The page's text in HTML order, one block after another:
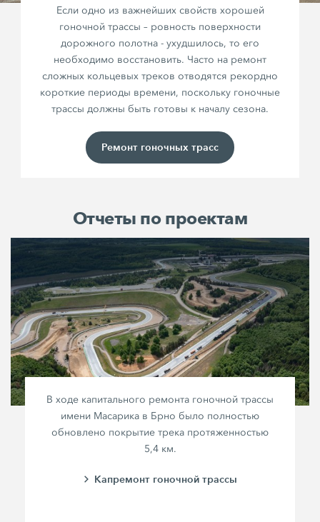
Если одно из важнейших свойств хорошей
гоночной трассы – ровность поверхности
дорожного полотна - ухудшилось, то его
необходимо восстановить. Часто на ремонт
сложных кольцевых треков отводятся рекордно
короткие периоды времени, поскольку гоночные
трассы должны быть готовы к началу сезона.
Ремонт гоночных трасс
Отчеты по проектам
В ходе капитального ремонта гоночной трассы
имени Масарика в Брно было полностью
обновлено покрытие трека протяженностью
5,4 км.
Капремонт гоночной трассы